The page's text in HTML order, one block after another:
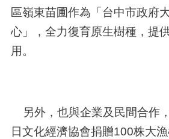
區嶺東苗圃作為「台中市政府
心」，全力復育原生樹種，提
用。
另外，也與企業及民間合作
日文化經濟協會捐贈100株大